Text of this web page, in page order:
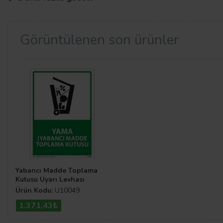
için kullanılması oldukça zaruri bir durum teşkil
kategorisine göz atabilirsiniz. Keyifli
Görüntülenen son ürünler
Yabancı Madde Toplama
Kutusu Uyarı Levhası
Ürün Kodu: U10049
1.371,43₺